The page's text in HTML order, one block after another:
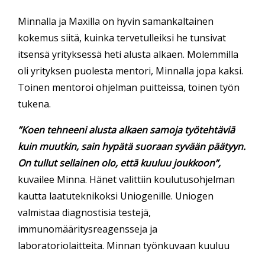
Minnalla ja Maxilla on hyvin samankaltainen
kokemus siitä, kuinka tervetulleiksi he tunsivat
itsensä yrityksessä heti alusta alkaen. Molemmilla
oli yrityksen puolesta mentori, Minnalla jopa kaksi.
Toinen mentoroi ohjelman puitteissa, toinen työn
tukena.
”Koen tehneeni alusta alkaen samoja työtehtäviä
kuin muutkin, sain hypätä suoraan syvään päätyyn.
On tullut sellainen olo, että kuuluu joukkoon”,
kuvailee Minna. Hänet valittiin koulutusohjelman
kautta laatuteknikoksi Uniogenille. Uniogen
valmistaa diagnostisia testejä,
immunomääritysreagensseja ja
laboratoriolaitteita. Minnan työnkuvaan kuuluu